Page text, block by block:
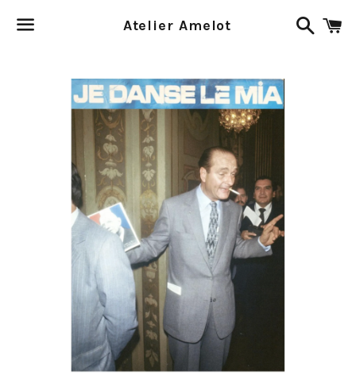
Atelier Amelot